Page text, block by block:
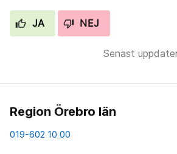
JA NEJ
Senast
Region Örebro län
019-602 10 00